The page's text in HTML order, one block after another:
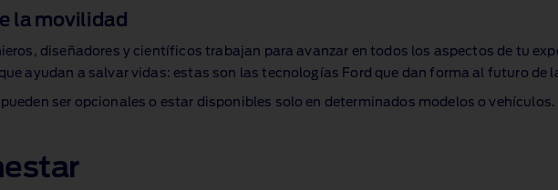
la movilidad
diseñadores y científicos trabajan para avanzar en todos los aspectos de tu
ayudan a salvar vidas: estas son las tecnologías Ford que dan forma al futuro de
ser opcionales o estar disponibles solo en determinados modelos o vehículos.